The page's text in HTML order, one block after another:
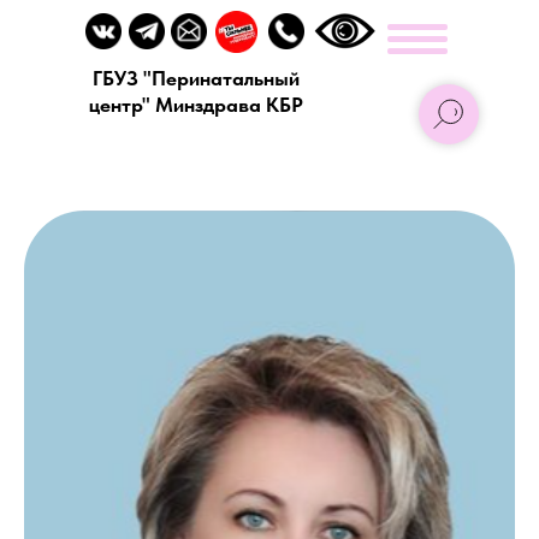
ГБУЗ "Перинатальный
центр" Минздрава КБР